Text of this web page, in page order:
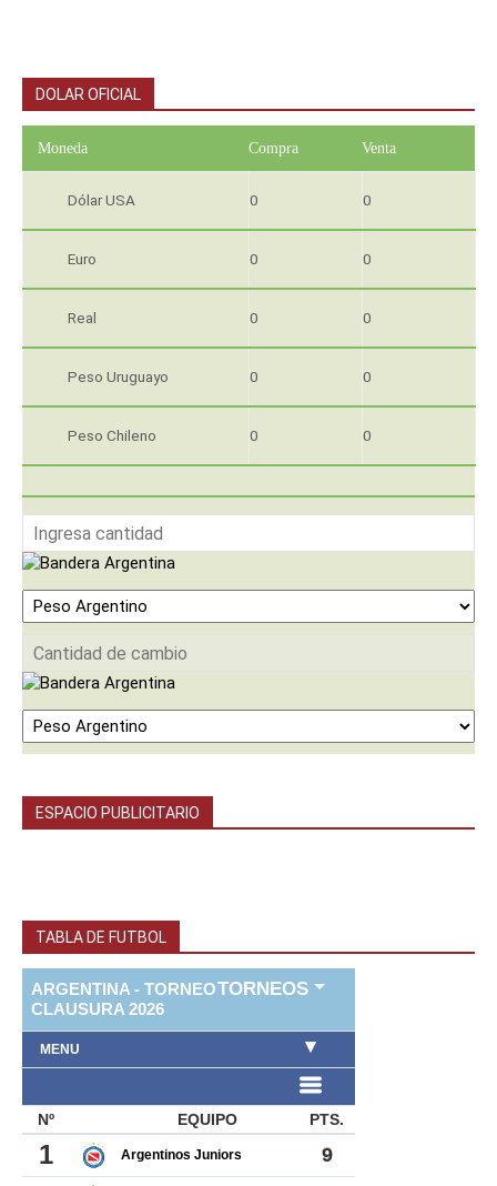
DOLAR OFICIAL
Moneda Compra Venta
Dólar USA 0 0
Euro 0 0
Real 0 0
Peso Uruguayo 0 0
Peso Chileno 0 0
ESPACIO PUBLICITARIO
TABLA DE FUTBOL